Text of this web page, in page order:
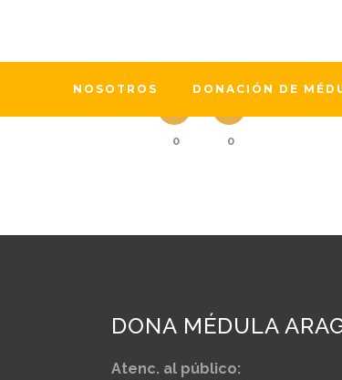
NOSOTROS DONACIÓN DE
0 0
DONA MÉDULA
Atenc. al público: